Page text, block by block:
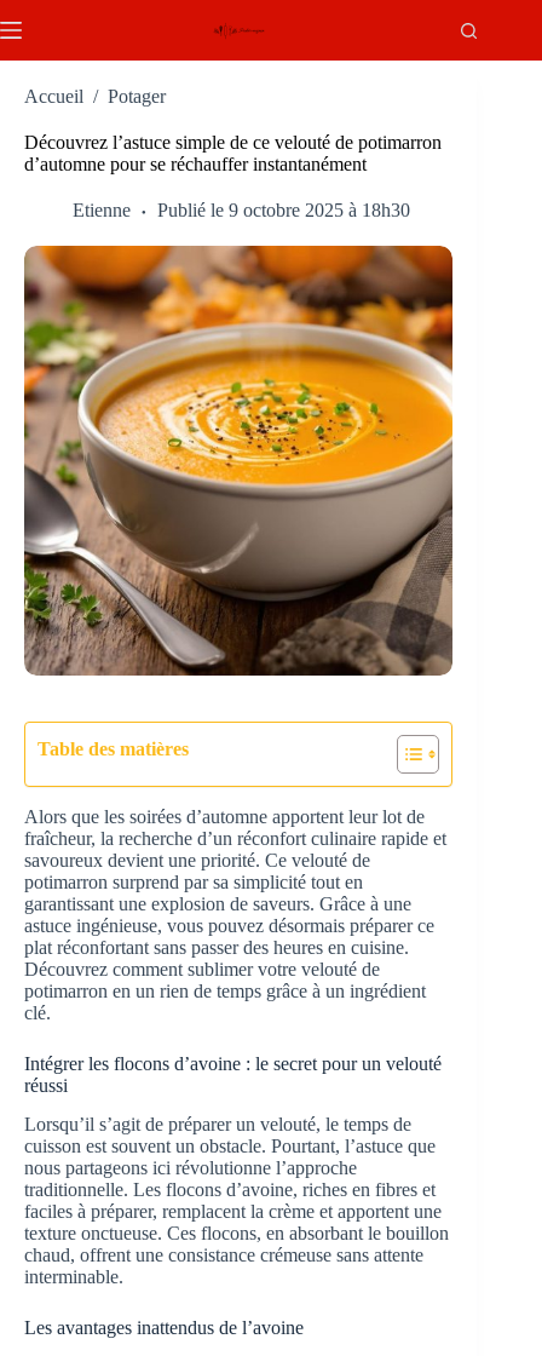
au
Accueil / Potager
Découvrez l’astuce simple de ce velouté de potimarron
d’automne pour se réchauffer instantanément
Etienne Publié le 9 octobre 2025 à 18h30
Table des matières
Alors que les soirées d’automne apportent leur lot de
fraîcheur, la recherche d’un réconfort culinaire rapide et
savoureux devient une priorité. Ce velouté de
potimarron surprend par sa simplicité tout en
garantissant une explosion de saveurs. Grâce à une
astuce ingénieuse, vous pouvez désormais préparer ce
plat réconfortant sans passer des heures en cuisine.
Découvrez comment sublimer votre velouté de
potimarron en un rien de temps grâce à un ingrédient
clé.
Intégrer les flocons d’avoine : le secret pour un velouté
réussi
Lorsqu’il s’agit de préparer un velouté, le temps de
cuisson est souvent un obstacle. Pourtant, l’astuce que
nous partageons ici révolutionne l’approche
traditionnelle. Les flocons d’avoine, riches en fibres et
faciles à préparer, remplacent la crème et apportent une
texture onctueuse. Ces flocons, en absorbant le bouillon
chaud, offrent une consistance crémeuse sans attente
interminable.
Les avantages inattendus de l’avoine